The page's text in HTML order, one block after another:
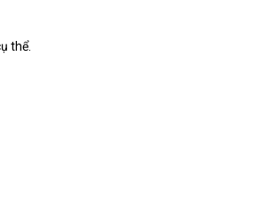
thể.